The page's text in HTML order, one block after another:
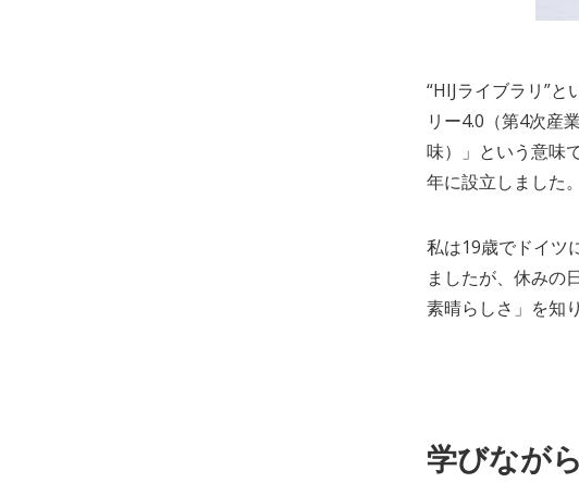
“HIJライブラリ”
リー4.0（第4次産
味）」という意味
年に設立しました
私は19歳でドイツ
ましたが、休みの
素晴らしさ」を知
学びなが